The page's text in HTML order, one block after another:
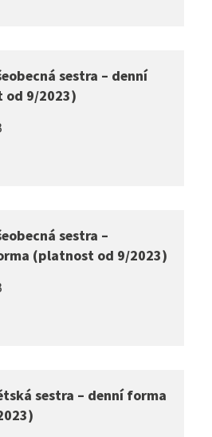
sestra – denní
9/2023)
sestra –
(platnost od 9/2023)
sestra – denní forma